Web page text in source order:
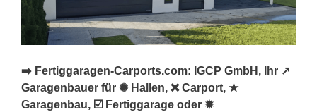
➡️ Fertiggaragen-Carports.com: IGCP GmbH, Ihr ↗️
Garagenbauer für ✺ Hallen, ❌ Carport, ★
Garagenbau, ☑️ Fertiggarage oder ✹